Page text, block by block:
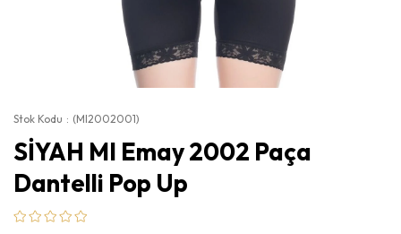
Stok Kodu (MI2002001)
SİYAH MI Emay 2002 Paça
Dantelli Pop Up